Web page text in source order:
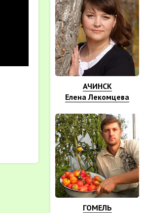
АЧИНСК
Елена Лекомцева
ГОМЕЛЬ